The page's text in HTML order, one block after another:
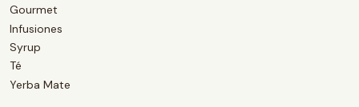
Gourmet
Infusiones
Syrup
Té
Yerba Mate